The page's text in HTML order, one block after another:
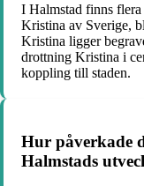
I Halmstad finns
Kristina av Sverige,
Kristina ligger
drottning Kristina i
koppling till staden.
Hur påverkade
Halmstads